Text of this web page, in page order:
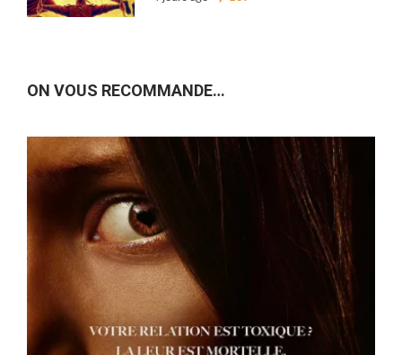
ON VOUS RECOMMANDE…